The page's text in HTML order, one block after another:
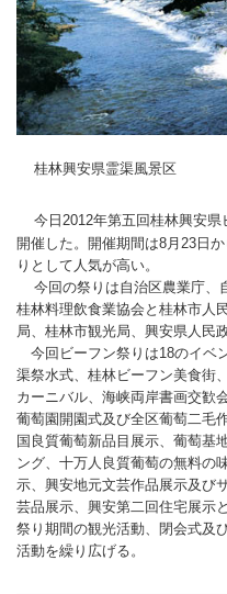
桂林興安県霊渠風景区
今日2012年第五回桂林興安県
開催した。開催期間は8月23日
りとして人気が高い。
今回の祭りは自治区農業庁、
桂林料理飲食業協会と桂林市人
局、桂林市観光局、興安県人民
今回ビーフン祭りは18のイベ
渠祭水式、桂林ビーフン美食街
カーニバル、海峡両岸書画交歓
葡萄園開園式及び全区葡萄二毛
国良質葡萄新品目展示、葡萄基
ング、十万人良質葡萄の無料の
示、興安地元文芸作品展示及び
芸品展示、興安第二回住宅展示
祭り期間の観光活動、閉会式及
活動を繰り広げる。